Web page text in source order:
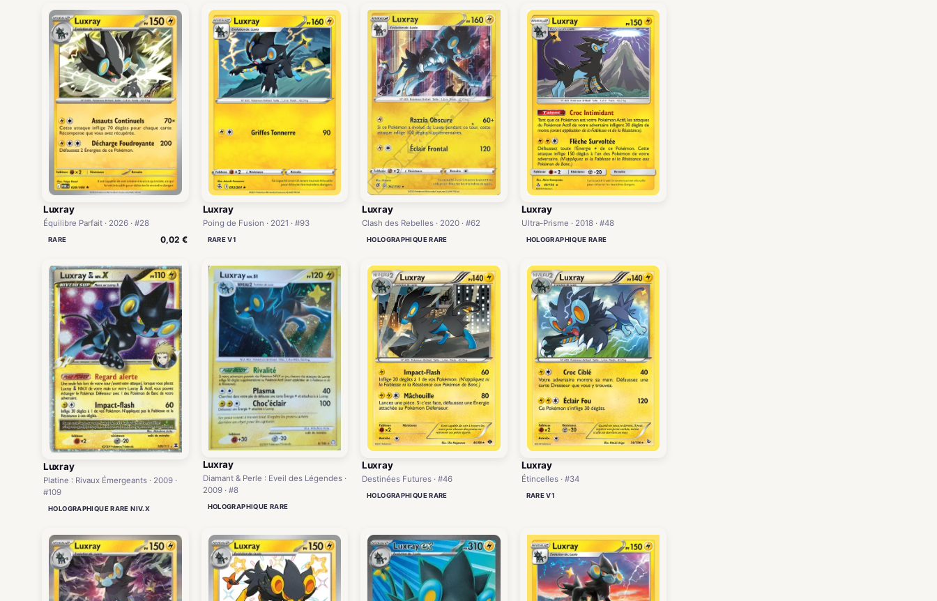
Luxray
Équilibre Parfait · 2026 · #28
RARE 0,02 €
Luxray
Poing de Fusion · 2021 · #93
RARE V1
Luxray
Clash des Rebelles · 2020 · #62
HOLOGRAPHIQUE RARE
Luxray
Ultra-Prisme · 2018 · #48
HOLOGRAPHIQUE RARE
Luxray
Platine : Rivaux Émergeants · 2009 ·
#109
HOLOGRAPHIQUE RARE NIV.X
Luxray
Diamant & Perle : Eveil des Légendes ·
2009 · #8
HOLOGRAPHIQUE RARE
Luxray
Destinées Futures · #46
HOLOGRAPHIQUE RARE
Luxray
Étincelles · #34
RARE V1